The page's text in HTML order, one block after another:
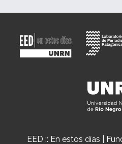
EED :: En estos días |